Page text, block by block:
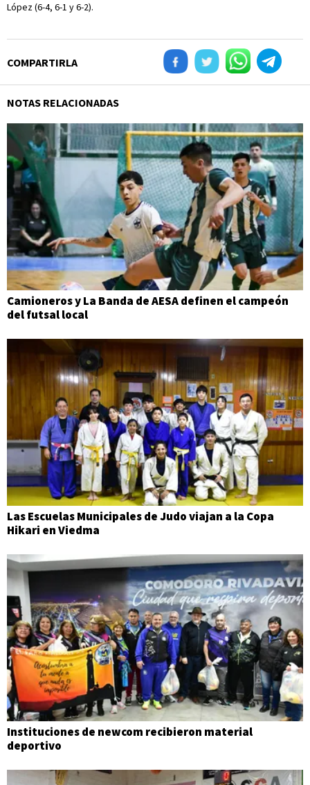
López (6-4, 6-1 y 6-2).
COMPARTIRLA
NOTAS RELACIONADAS
Camioneros y La Banda de AESA definen el campeón
del futsal local
Las Escuelas Municipales de Judo viajan a la Copa
Hikari en Viedma
Instituciones de newcom recibieron material
deportivo